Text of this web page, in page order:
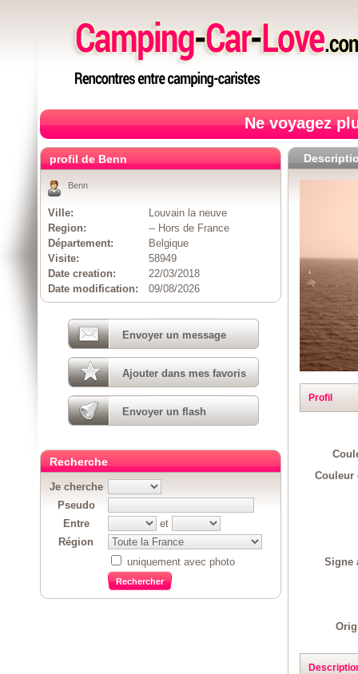
Ne voyagez
Profil
Couleur
Signe
profil de Benn
Benn
Ville:
Louvain la neuve
Region:
-- Hors de France
Département:
Belgique
Visite:
58949
Date creation:
22/03/2018
Date modification:
09/08/2026
Envoyer un message
Ajouter dans mes favoris
Envoyer un flash
Recherche
Je cherche
Pseudo
Entre
et
Région
uniquement avec photo